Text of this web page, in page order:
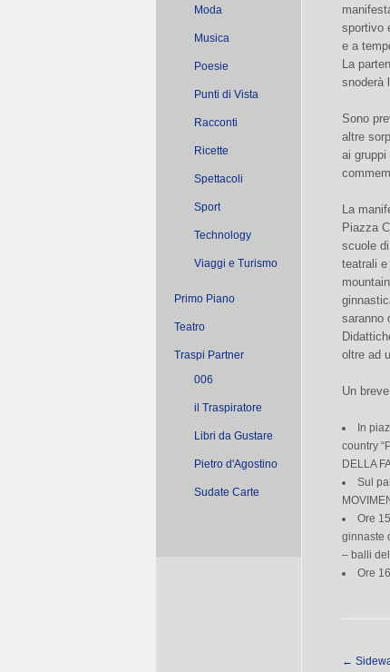
Moda
Musica
Poesie
Punti di Vista
Racconti
Ricette
Spettacoli
Sport
Technology
Viaggi e Turismo
Primo Piano
Teatro
Traspi Partner
006
il Traspiratore
Libri da Gustare
Pietro d'Agostino
Sudate Carte
sportivo
e a
La
snoderà
Sono
altre
ai
La
Piazza
scuole
teatrali
saranno
oltre ad
Un
In
country
DELLA
Sul
Ore
ginnaste
– balli
Ore
←